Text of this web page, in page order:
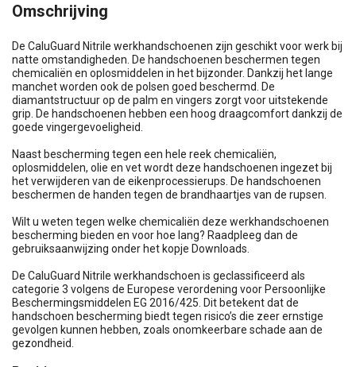
Omschrijving
De CaluGuard Nitrile werkhandschoenen zijn geschikt voor werk bij
natte omstandigheden. De handschoenen beschermen tegen
chemicaliën en oplosmiddelen in het bijzonder. Dankzij het lange
manchet worden ook de polsen goed beschermd. De
diamantstructuur op de palm en vingers zorgt voor uitstekende
grip. De handschoenen hebben een hoog draagcomfort dankzij de
goede vingergevoeligheid.
Naast bescherming tegen een hele reek chemicaliën,
oplosmiddelen, olie en vet wordt deze handschoenen ingezet bij
het verwijderen van de eikenprocessierups. De handschoenen
beschermen de handen tegen de brandhaartjes van de rupsen.
Wilt u weten tegen welke chemicaliën deze werkhandschoenen
bescherming bieden en voor hoe lang? Raadpleeg dan de
gebruiksaanwijzing onder het kopje Downloads.
De CaluGuard Nitrile werkhandschoen is geclassificeerd als
categorie 3 volgens de Europese verordening voor Persoonlijke
Beschermingsmiddelen EG 2016/425. Dit betekent dat de
handschoen bescherming biedt tegen risico’s die zeer ernstige
gevolgen kunnen hebben, zoals onomkeerbare schade aan de
gezondheid.